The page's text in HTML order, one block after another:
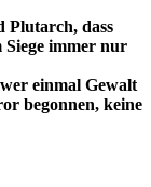
Plutarch, dass
Siege immer nur
einmal Gewalt
begonnen, keine